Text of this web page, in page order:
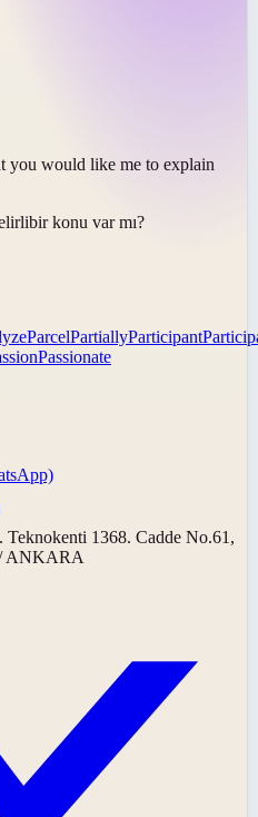
you would like me to explain
bir konu var mı?
ParcelPartiallyParticipant
Passionate
1368. Cadde No.61,
ANKARA